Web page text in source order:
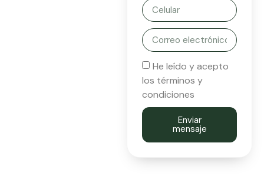
He leído y acepto
los términos y
condiciones
Enviar
mensaje